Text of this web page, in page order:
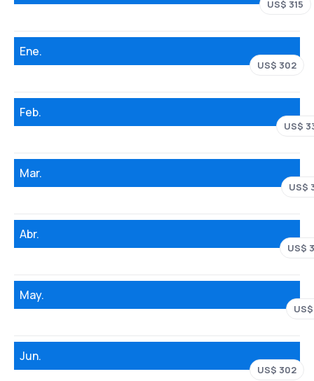
US$ 315
Ene.
US$ 302
Feb.
US$
Mar.
US$
Abr.
US$
May.
Jun.
US$ 302